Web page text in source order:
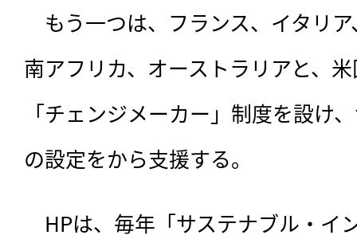
もう一つは、フランス、イタリ
南アフリカ、オーストラリアと、
「チェンジメーカー」制度を設け
の設定をから支援する。
HPは、毎年「サステナブル・イ